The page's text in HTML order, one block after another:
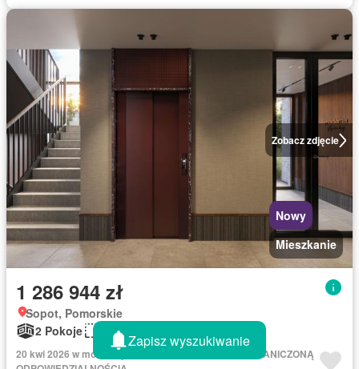
Zobacz zdjęcie
Nowy
Mieszkanie
1 286 944 zł
Sopot, Pomorskie
2 Pokoje
49 m²
20 kwi 2026 w morizon.pl - OLIWA 500 SPÓŁKA Z OGRANICZONĄ
Zapisz wyszukiwanie